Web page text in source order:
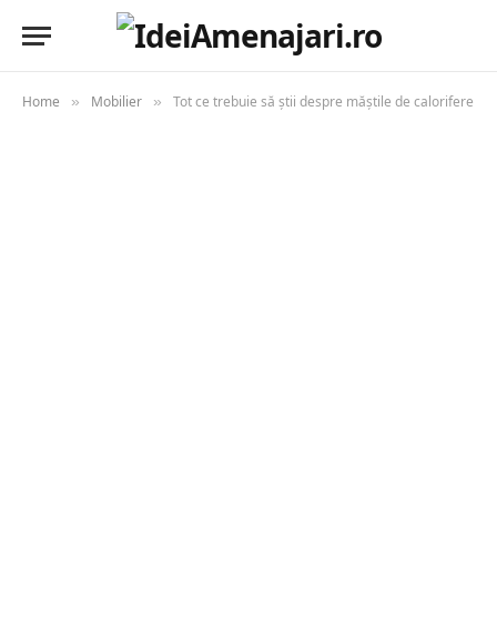
Home » Mobilier » Tot ce trebuie să știi despre măștile de calorifere